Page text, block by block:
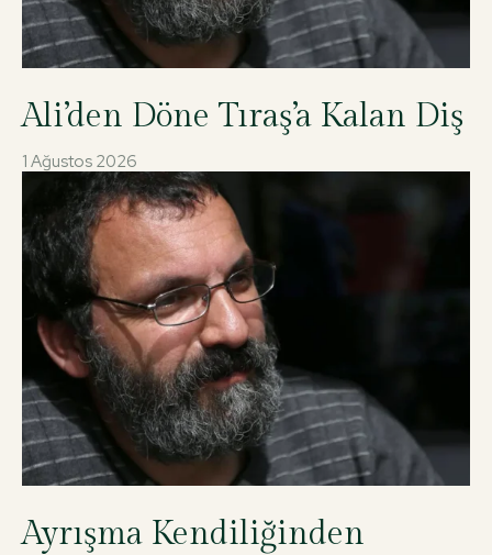
Ali’den Döne Tıraş’a Kalan Diş
1 Ağustos 2026
Ayrışma Kendiliğinden